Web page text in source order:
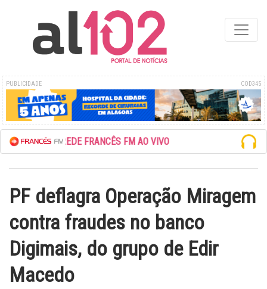
PUBLICIDADE COD345
ESCUTE A REDE FRANCÊS FM AO VIVO
PF deflagra Operação Miragem
contra fraudes no banco
Digimais, do grupo de Edir
Macedo